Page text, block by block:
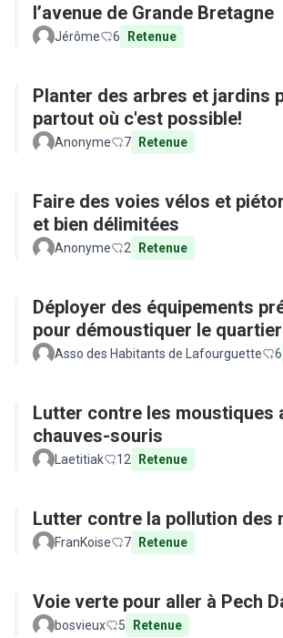
l’avenue de Grande Bretagne
Jérôme 6 Retenue
Planter des arbres et jardins
partout où c'est possible!
Anonyme 7 Retenue
Faire des voies vélos et
et bien délimitées
Anonyme 2 Retenue
Déployer des équipements
pour démoustiquer le quartier
Asso des Habitants de Lafourguette 6
Lutter contre les moustiques
chauves-souris
Laetitiak 12 Retenue
Lutter contre la pollution des
FranKoise 7 Retenue
Voie verte pour aller à Pech
bosvieux 5 Retenue